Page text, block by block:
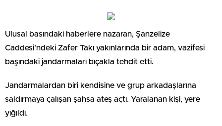
Ulusal basındaki haberlere nazaran, Şanzelize
Caddesi’ndeki Zafer Takı yakınlarında bir adam, vazifesi
başındaki jandarmaları bıçakla tehdit etti.
Jandarmalardan biri kendisine ve grup arkadaşlarına
saldırmaya çalışan şahsa ateş açtı. Yaralanan kişi, yere
yığıldı.